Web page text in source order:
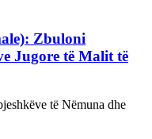
Zbuloni
Jugore të Malit të
të Nëmuna dhe